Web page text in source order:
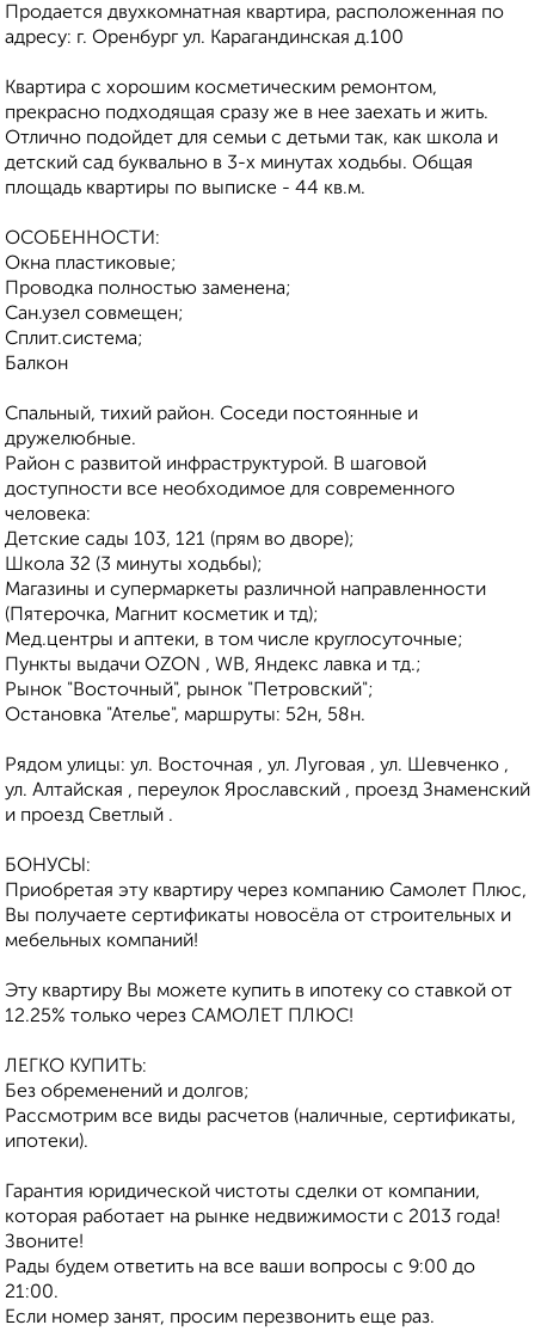
Продается двухкомнатная квартира, расположенная по
адресу: г. Оренбург ул. Карагандинская д.100
Квартира с хорошим косметическим ремонтом,
прекрасно подходящая сразу же в нее заехать и жить.
Отлично подойдет для семьи с детьми так, как школа и
детский сад буквально в 3-х минутах ходьбы. Общая
площадь квартиры по выписке - 44 кв.м.
ОСОБЕННОСТИ:
Окна пластиковые;
Проводка полностью заменена;
Сан.узел совмещен;
Сплит.система;
Балкон
Спальный, тихий район. Соседи постоянные и
дружелюбные.
Район с развитой инфраструктурой. В шаговой
доступности все необходимое для современного
человека:
Детские сады 103, 121 (прям во дворе);
Школа 32 (3 минуты ходьбы);
Магазины и супермаркеты различной направленности
(Пятерочка, Магнит косметик и тд);
Мед.центры и аптеки, в том числе круглосуточные;
Пункты выдачи OZON , WB, Яндекс лавка и тд.;
Рынок "Восточный", рынок "Петровский";
Остановка "Ателье", маршруты: 52н, 58н.
Рядом улицы: ул. Восточная , ул. Луговая , ул. Шевченко ,
ул. Алтайская , переулок Ярославский , проезд Знаменский
и проезд Светлый .
БОНУСЫ:
Приобретая эту квартиру через компанию Самолет Плюс,
Вы получаете сертификаты новосёла от строительных и
мебельных компаний!
Эту квартиру Вы можете купить в ипотеку со ставкой от
12.25% только через САМОЛЕТ ПЛЮС!
ЛЕГКО КУПИТЬ:
Без обременений и долгов;
Рассмотрим все виды расчетов (наличные, сертификаты,
ипотеки).
Гарантия юридической чистоты сделки от компании,
которая работает на рынке недвижимости с 2013 года!
Звоните!
Рады будем ответить на все ваши вопросы с 9:00 до
21:00.
Если номер занят, просим перезвонить еще раз.